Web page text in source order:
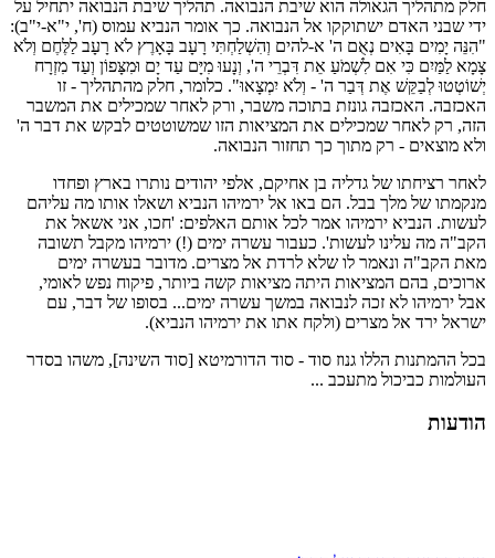
חלק מתהליך הגאולה הוא שיבת הנבואה. תהליך שיבת הנבואה יתחיל על
ידי שבני האדם ישתוקקו אל הנבואה. כך אומר הנביא עמוס (ח', י"א-י"ב):
"הִנֵּה יָמִים בָּאִים נְאֻם ה' א-להים וְהִשְׁלַחְתִּי רָעָב בָּאָרֶץ לֹא רָעָב לַלֶּחֶם וְלֹא
צָמָא לַמַּיִם כִּי אִם לִשְׁמֹעַ אֵת דִּבְרֵי ה', וְנָעוּ מִיָּם עַד יָם וּמִצָּפוֹן וְעַד מִזְרָח
יְשׁוֹטְטוּ לְבַקֵּשׁ אֶת דְּבַר ה' - וְלֹא יִמְצָאוּ". כלומר, חלק מהתהליך - זו
האכזבה. האכזבה גונזת בתוכה משבר, ורק לאחר שמכילים את המשבר
הזה, רק לאחר שמכילים את המציאות הזו שמשוטטים לבקש את דבר ה'
ולא מוצאים - רק מתוך כך תחזור הנבואה.
לאחר רציחתו של גדליה בן אחיקם, אלפי יהודים נותרו בארץ ופחדו
מנקמתו של מלך בבל. הם באו אל ירמיהו הנביא ושאלו אותו מה עליהם
לעשות. הנביא ירמיהו אמר לכל אותם האלפים: 'חכו, אני אשאל את
הקב"ה מה עלינו לעשות'. כעבור עשרה ימים (!) ירמיהו מקבל תשובה
מאת הקב"ה ונאמר לו שלא לרדת אל מצרים. מדובר בעשרה ימים
ארוכים, בהם המציאות היתה מציאות קשה ביותר, פיקוח נפש לאומי,
אבל ירמיהו לא זכה לנבואה במשך עשרה ימים... בסופו של דבר, עם
ישראל ירד אל מצרים (ולקח אתו את ירמיהו הנביא).
בכל ההמתנות הללו גנוז סוד - סוד הדורמיטא [סוד השינה], משהו בסדר
העולמות כביכול מתעכב ...
הודעות
עזרו בהפצת התורה של הרב!